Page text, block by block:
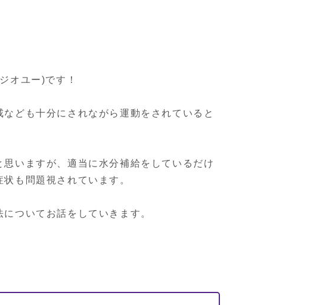
オユー)です！
ども十分にされながら運動をされていると
いますが、適当に水分補給をしているだけ
も問題視されています。
ついてお話をしていきます。